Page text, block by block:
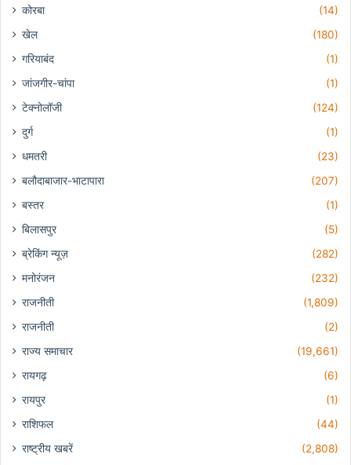
कोरबा
(14)
खेल
(180)
गरियाबंद
(1)
जांजगीर-चांपा
(1)
टेक्नोलॉजी
(124)
दुर्ग
(1)
धमतरी
(23)
बलौदाबाजार-भाटापारा
(207)
बस्तर
(1)
बिलासपुर
(5)
ब्रेकिंग न्यूज़
(282)
मनोरंजन
(232)
राजनीती
(1,809)
राजनीती
(2)
राज्य समाचार
(19,661)
रायगढ़
(6)
रायपुर
(1)
राशिफल
(44)
राष्ट्रीय खबरें
(2,808)